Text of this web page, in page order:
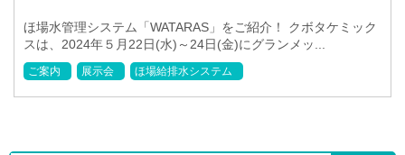
ほ場水管理システム「WATARAS」をご紹介！ クボタケミック
スは、2024年５月22日(水)～24日(金)にグランメッ...
ご案内 展示会 ほ場給排水システム